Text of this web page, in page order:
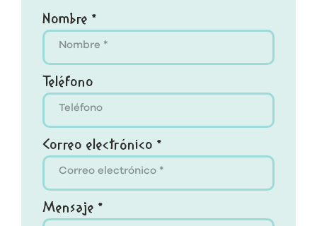
Nombre *
Teléfono
Correo electrónico *
Mensaje *